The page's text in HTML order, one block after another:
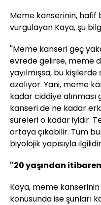
Meme kanserinin, hafif
vurgulayan Kaya, şu
''Meme kanseri geç
evrede gelirse, meme
yayılmışsa, bu
azalıyor. Yani, meme
kadar ciddiye
kanseri de ne kadar
süreleri o kadar iyidir.
ortaya çıkabilir. Tüm
biyolojik yapısıyla
''20 yaşından
Kaya, meme
konusunda ise şunları